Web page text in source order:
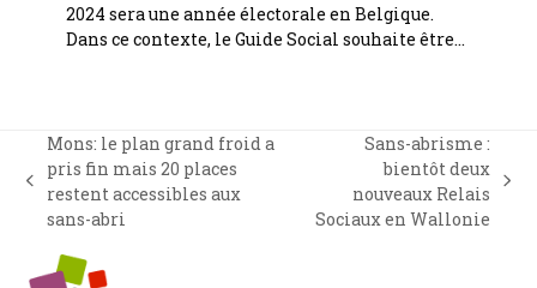
2024 sera une année électorale en Belgique.
Dans ce contexte, le Guide Social souhaite être…
previous
post:
Mons: le plan grand froid a
pris fin mais 20 places
restent accessibles aux
sans-abri
post:
Sans-abrisme :
bientôt deux
nouveaux Relais
Sociaux en Wallonie